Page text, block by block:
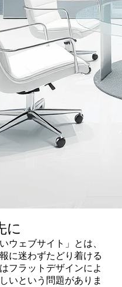
に
ウェブサイト」とは、
に迷わずたどり着ける
フラットデザインによ
いという問題がありま